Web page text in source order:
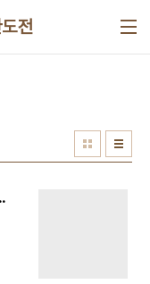
전
어볼 수도 있다